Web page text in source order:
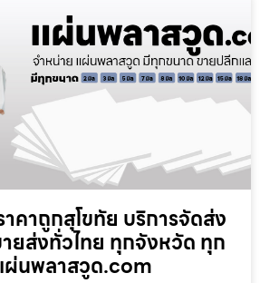
คาถูกสุโขทัย บริการจัดส่ง
ยส่งทั่วไทย ทุกจังหวัด ทุก
ผ่นพลาสวูด.com